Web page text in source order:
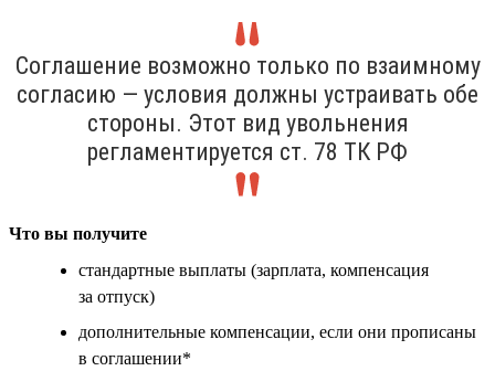
Соглашение возможно только по взаимному
согласию — условия должны устраивать обе
стороны. Этот вид увольнения
регламентируется ст. 78 ТК РФ
Что вы получите
стандартные выплаты (зарплата, компенсация
за отпуск)
дополнительные компенсации, если они прописаны
в соглашении*